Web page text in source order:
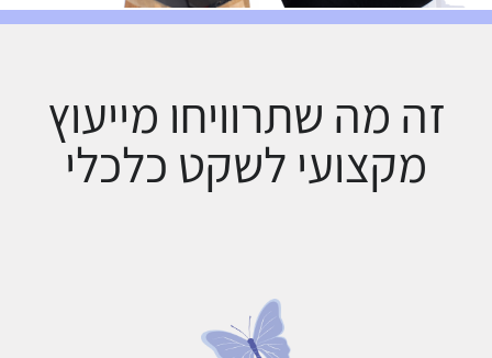
זה מה שתרוויחו מייעוץ
מקצועי לשקט כלכלי